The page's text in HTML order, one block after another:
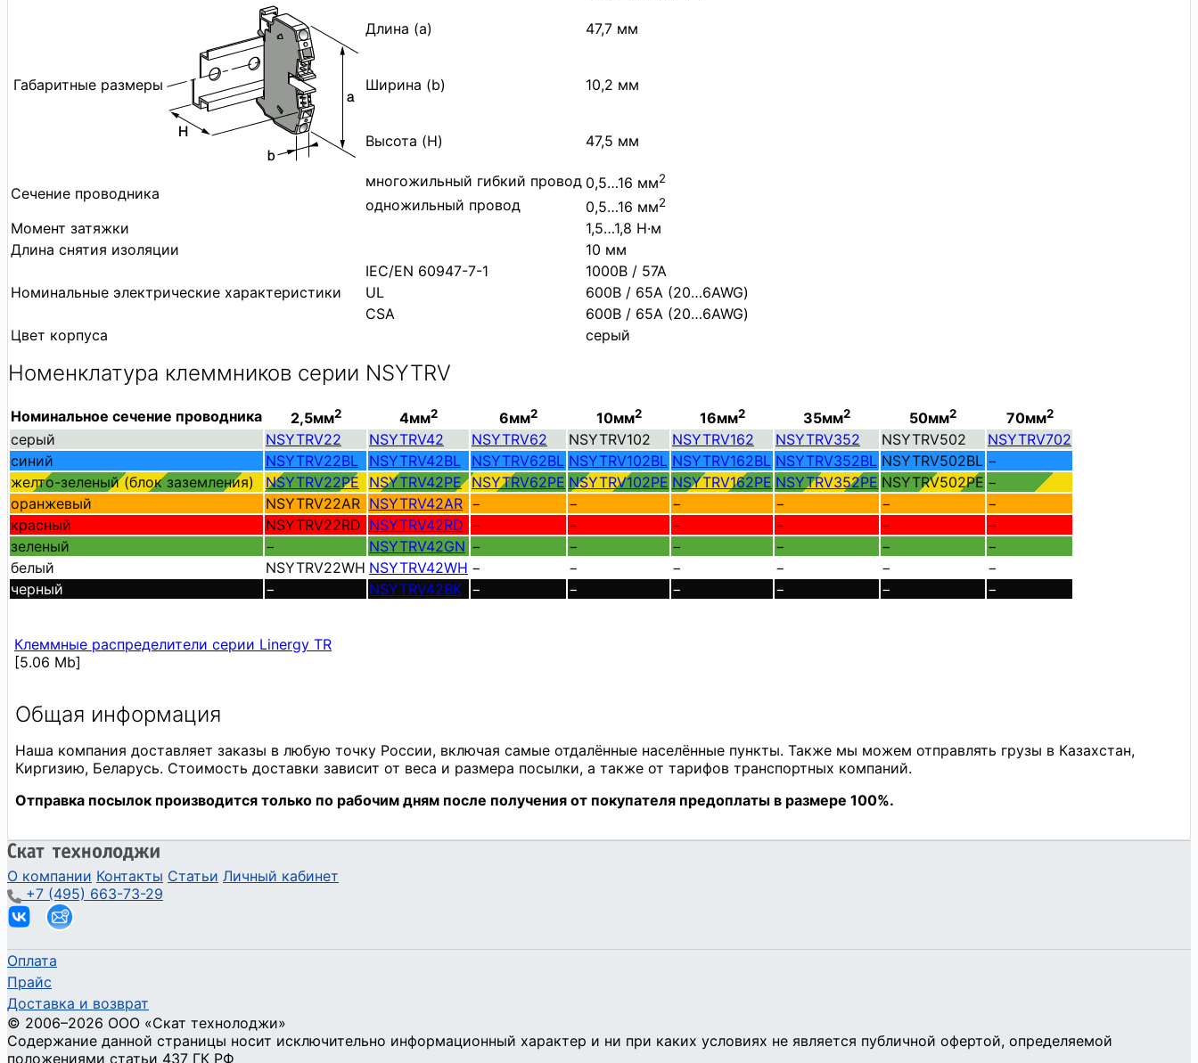
Габаритные размеры
Длина (a) 47,7 мм
Ширина (b) 10,2 мм
Высота (H) 47,5 мм
Сечение проводника
многожильный гибкий провод 0,5…16 мм2
одножильный провод 0,5…16 мм2
Момент затяжки
1,5…1,8 Н·м
Длина снятия изоляции
10 мм
Номинальные электрические характеристики
IEC/EN 60947-7-1
1000В / 57А
UL
600В / 65А (20…6AWG)
CSA
600В / 65А (20…6AWG)
Цвет корпуса
серый
Номенклатура клеммников серии NSYTRV
Номинальное сечение проводника 2,5мм2 4мм2 6мм2 10мм2 16мм2 35мм2 50мм2 70мм2
серый NSYTRV22 NSYTRV42 NSYTRV62 NSYTRV102 NSYTRV162 NSYTRV352 NSYTRV502
NSYTRV702
синий
NSYTRV22BL NSYTRV42BL NSYTRV62BL NSYTRV102BL NSYTRV162BL NSYTRV352BL NSYTRV502BL −
желто-зеленый (блок заземления)
NSYTRV22PE NSYTRV42PE NSYTRV62PE NSYTRV102PE NSYTRV162PE NSYTRV352PE NSYTRV502PE −
оранжевый
NSYTRV22AR NSYTRV42AR − − − − −
−
красный
NSYTRV22RD NSYTRV42RD − − − − −
−
зеленый
− NSYTRV42GN − − − − −
−
белый
NSYTRV22WH NSYTRV42WH − − − − −
−
черный
− NSYTRV42BK − − − − − −
Клеммные распределители серии Linergy TR
[5.06 Mb]
О компании Контакты Статьи Личный кабинет
+7 (495) 663-73-29
Оплата
Прайс
Доставка и возврат
© 2006–2026 ООО «Скат технолоджи»
Содержание данной страницы носит исключительно информационный характер и ни при каких условиях не является публичной офертой, определяемой
положениями статьи 437 ГК РФ